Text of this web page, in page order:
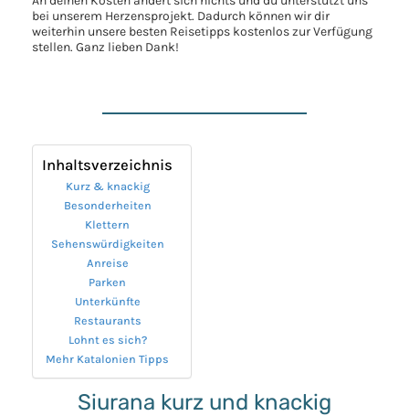
bei unserem Herzensprojekt. Dadurch können wir dir
weiterhin unsere besten Reisetipps kostenlos zur Verfügung
stellen. Ganz lieben Dank!
Inhaltsverzeichnis
Kurz & knackig
Besonderheiten
Klettern
Sehenswürdigkeiten
Anreise
Parken
Unterkünfte
Restaurants
Lohnt es sich?
Mehr Katalonien Tipps
Siurana kurz und knackig